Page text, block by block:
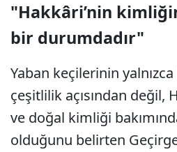
"Hakkâri’nin
bir durumdadır"
Yaban keçilerinin
çeşitlilik açısından değil,
ve doğal kimliği
olduğunu belirten